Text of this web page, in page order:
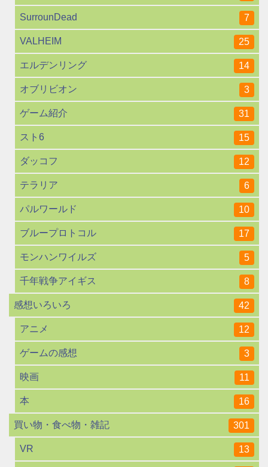
SurrounDead 7
VALHEIM 25
エルデンリング 14
オブリビオン 3
ゲーム紹介 31
スト6 15
ダッコフ 12
テラリア 6
パルワールド 10
ブループロトコル 17
モンハンワイルズ 5
千年戦争アイギス 8
感想いろいろ 42
アニメ 12
ゲームの感想 3
映画 11
本 16
買い物・食べ物・雑記 301
VR 13